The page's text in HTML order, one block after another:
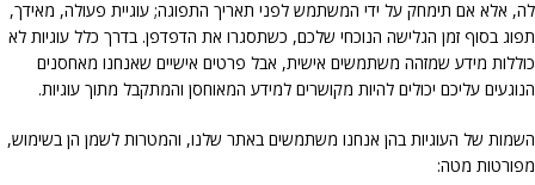
לה, אלא אם תימחק על ידי המשתמש לפני תאריך התפוגה; עוגיית פעולה, מאידך,
תפוג בסוף זמן הגלישה הנוכחי שלכם, כשתסגרו את הדפדפן. בדרך כלל עוגיות לא
כוללות מידע שמזהה משתמשים אישית, אבל פרטים אישיים שאנחנו מאחסנים
הנוגעים עליכם יכולים להיות מקושרים למידע המאוחסן והמתקבל מתוך עוגיות.
השמות של העוגיות בהן אנחנו משתמשים באתר שלנו, והמטרות לשמן הן בשימוש,
מפורטות מטה: